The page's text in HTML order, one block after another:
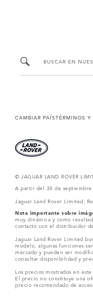
BUSCAR EN
CAMBIAR PAÍSTÉRMINOS
© JAGUAR LAND ROVER
A partir del 30 de septiembre
Jaguar Land Rover Limited:
Nota importante sobre
muy dinámica y como
contacto con el distribuidor
Jaguar Land Rover Limited
modelo, algunas funciones
mercado y pueden ser
consultar disponibilidad y
Los precios mostrados en
El precio no constituye una
precio recomendado de